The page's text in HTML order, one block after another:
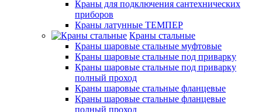
Краны для подключения сантехнических
приборов
Краны латунные ТЕМПЕР
Краны стальные
Краны шаровые стальные муфтовые
Краны шаровые стальные под приварку
Краны шаровые стальные под приварку
полный проход
Краны шаровые стальные фланцевые
Краны шаровые стальные фланцевые
полный проход